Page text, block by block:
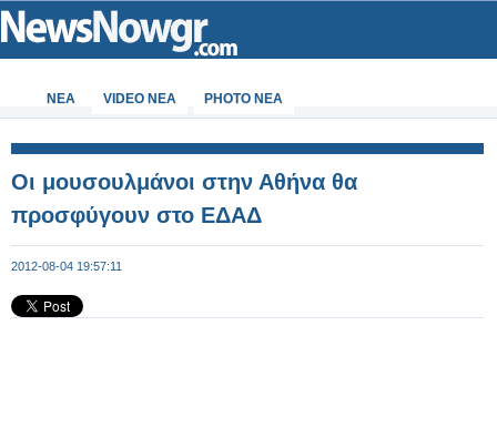
ΝΕΑ VIDEO NEA PHOTO NEA
Οι μουσουλμάνοι στην Αθήνα θα
προσφύγουν στο ΕΔΑΔ
2012-08-04 19:57:11